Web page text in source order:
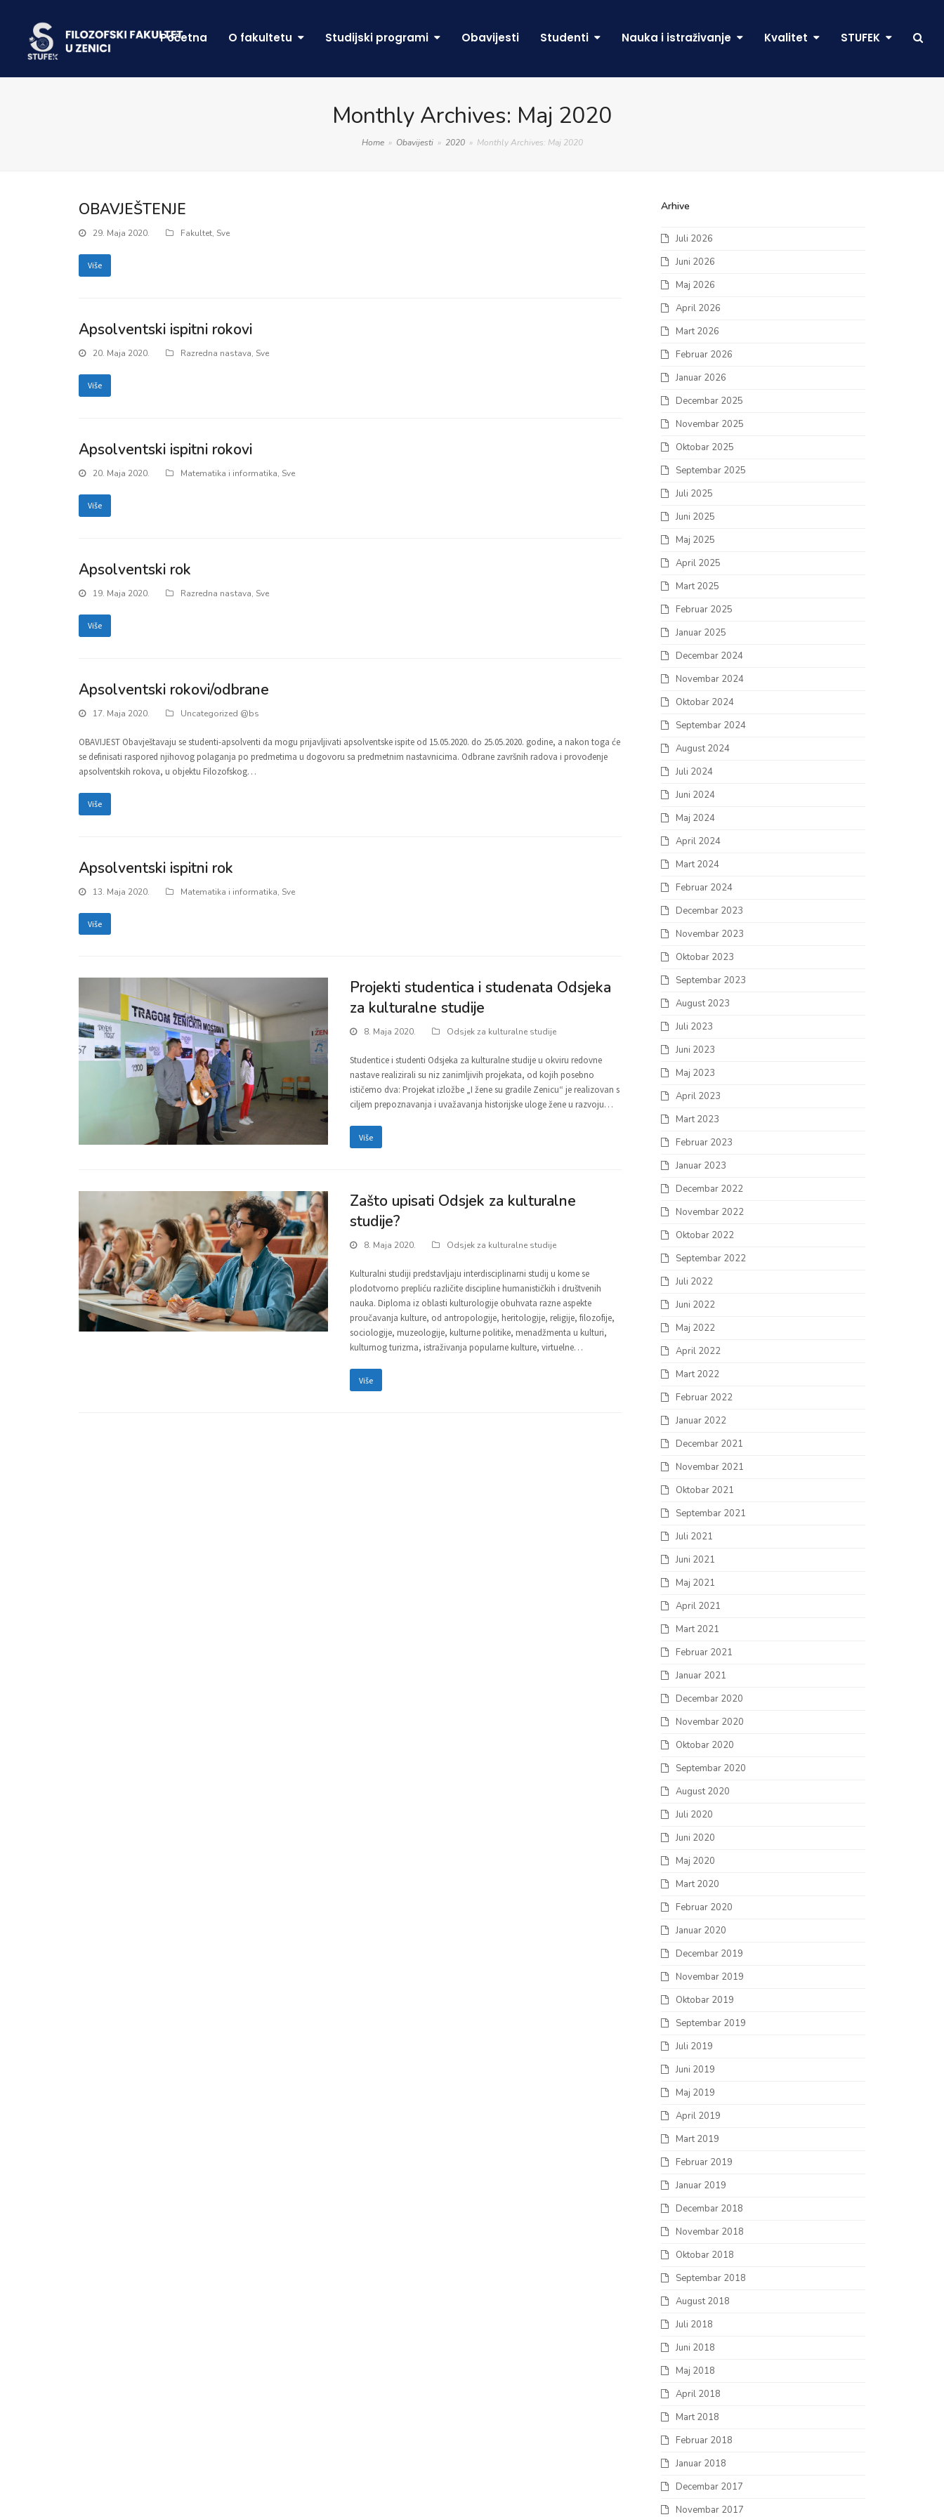
Početna O fakultetu Studijski programi Obavijesti Studenti Nauka i istraživanje Kvalitet STUFEK
Monthly Archives: Maj 2020
Home » Obavijesti » 2020 » Monthly Archives: Maj 2020
OBAVJEŠTENJE
29. Maja 2020. Fakultet, Sve
Više
Apsolventski ispitni rokovi
20. Maja 2020. Razredna nastava, Sve
Više
Apsolventski ispitni rokovi
20. Maja 2020. Matematika i informatika, Sve
Više
Apsolventski rok
19. Maja 2020. Razredna nastava, Sve
Više
Apsolventski rokovi/odbrane
17. Maja 2020. Uncategorized @bs
OBAVIJEST Obavještavaju se studenti-apsolventi da mogu prijavljivati apsolventske ispite od 15.05.2020. do 25.05.2020. godine, a nakon toga će
se definisati raspored njihovog polaganja po predmetima u dogovoru sa predmetnim nastavnicima. Odbrane završnih radova i provođenje
apsolventskih rokova, u objektu Filozofskog…
Više
Apsolventski ispitni rok
13. Maja 2020. Matematika i informatika, Sve
Više
Projekti studentica i studenata Odsjeka
za kulturalne studije
8. Maja 2020. Odsjek za kulturalne studije
Studentice i studenti Odsjeka za kulturalne studije u okviru redovne
nastave realizirali su niz zanimljivih projekata, od kojih posebno
ističemo dva: Projekat izložbe „I žene su gradile Zenicu“ je realizovan s
ciljem prepoznavanja i uvažavanja historijske uloge žene u razvoju…
Više
Zašto upisati Odsjek za kulturalne
studije?
8. Maja 2020. Odsjek za kulturalne studije
Kulturalni studiji predstavljaju interdisciplinarni studij u kome se
plodotvorno prepliću različite discipline humanističkih i društvenih
nauka. Diploma iz oblasti kulturologije obuhvata razne aspekte
proučavanja kulture, od antropologije, heritologije, religije, filozofije,
sociologije, muzeologije, kulturne politike, menadžmenta u kulturi,
kulturnog turizma, istraživanja popularne kulture, virtuelne…
Više
Arhive
Juli 2026
Juni 2026
Maj 2026
April 2026
Mart 2026
Februar 2026
Januar 2026
Decembar 2025
Novembar 2025
Oktobar 2025
Septembar 2025
Juli 2025
Juni 2025
Maj 2025
April 2025
Mart 2025
Februar 2025
Januar 2025
Decembar 2024
Novembar 2024
Oktobar 2024
Septembar 2024
August 2024
Juli 2024
Juni 2024
Maj 2024
April 2024
Mart 2024
Februar 2024
Decembar 2023
Novembar 2023
Oktobar 2023
Septembar 2023
August 2023
Juli 2023
Juni 2023
Maj 2023
April 2023
Mart 2023
Februar 2023
Januar 2023
Decembar 2022
Novembar 2022
Oktobar 2022
Septembar 2022
Juli 2022
Juni 2022
Maj 2022
April 2022
Mart 2022
Februar 2022
Januar 2022
Decembar 2021
Novembar 2021
Oktobar 2021
Septembar 2021
Juli 2021
Juni 2021
Maj 2021
April 2021
Mart 2021
Februar 2021
Januar 2021
Decembar 2020
Novembar 2020
Oktobar 2020
Septembar 2020
August 2020
Juli 2020
Juni 2020
Maj 2020
Mart 2020
Februar 2020
Januar 2020
Decembar 2019
Novembar 2019
Oktobar 2019
Septembar 2019
Juli 2019
Juni 2019
Maj 2019
April 2019
Mart 2019
Februar 2019
Januar 2019
Decembar 2018
Novembar 2018
Oktobar 2018
Septembar 2018
August 2018
Juli 2018
Juni 2018
Maj 2018
April 2018
Mart 2018
Februar 2018
Januar 2018
Decembar 2017
Novembar 2017